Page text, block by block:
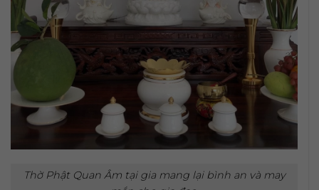
Thờ Phật Quan Âm tại gia mang lại bình an và may